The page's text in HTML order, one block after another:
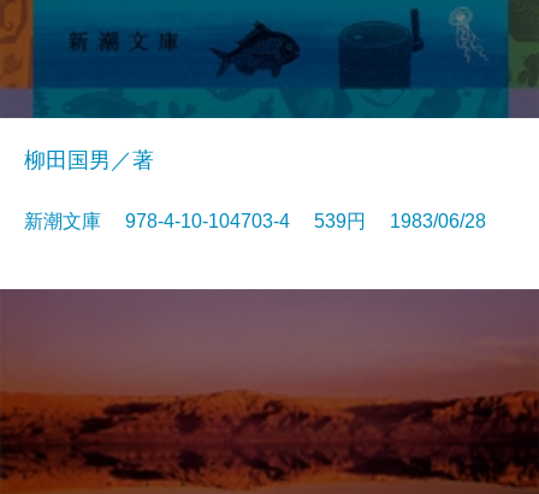
柳田国男／著
新潮文庫 978-4-10-104703-4 539円 1983/06/28